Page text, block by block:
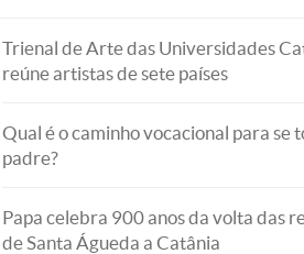
Trienal de Arte das Universidades
reúne artistas de sete países
Qual é o caminho vocacional para se
padre?
Papa celebra 900 anos da volta das
de Santa Águeda a Catânia